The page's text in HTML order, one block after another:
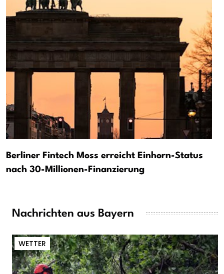
Berliner Fintech Moss erreicht Einhorn-Status
nach 30-Millionen-Finanzierung
Nachrichten aus Bayern
WETTER